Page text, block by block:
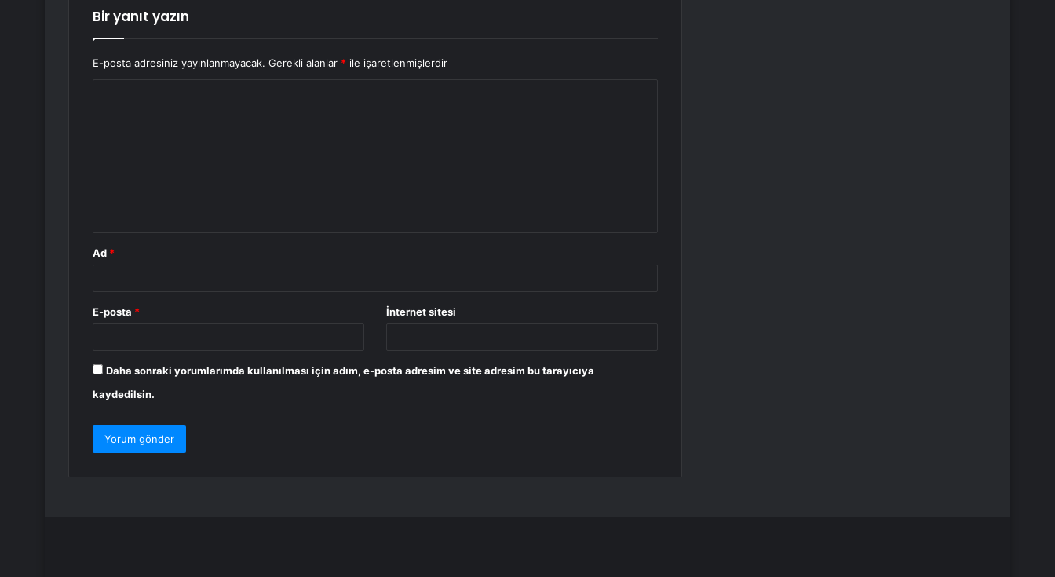
Bir yanıt yazın
E-posta adresiniz yayınlanmayacak. Gerekli alanlar * ile işaretlenmişlerdir
Ad *
E-posta * İnternet sitesi
Daha sonraki yorumlarımda kullanılması için adım, e-posta adresim ve site adresim bu tarayıcıya
kaydedilsin.